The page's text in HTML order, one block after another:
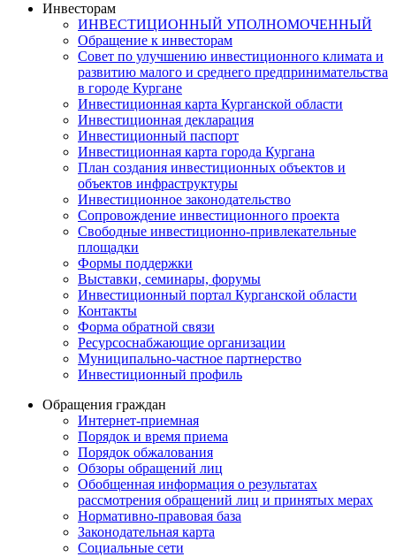
Инвесторам
ИНВЕСТИЦИОННЫЙ УПОЛНОМОЧЕННЫЙ
Обращение к инвесторам
Совет по улучшению инвестиционного климата и
развитию малого и среднего предпринимательства
в городе Кургане
Инвестиционная карта Курганской области
Инвестиционная декларация
Инвестиционный паспорт
Инвестиционная карта города Кургана
План создания инвестиционных объектов и
объектов инфраструктуры
Инвестиционное законодательство
Сопровождение инвестиционного проекта
Свободные инвестиционно-привлекательные
площадки
Формы поддержки
Выставки, семинары, форумы
Инвестиционный портал Курганской области
Контакты
Форма обратной связи
Ресурсоснабжающие организации
Муниципально-частное партнерство
Инвестиционный профиль
Обращения граждан
Интернет-приемная
Порядок и время приема
Порядок обжалования
Обзоры обращений лиц
Обобщенная информация о результатах
рассмотрения обращений лиц и принятых мерах
Нормативно-правовая база
Законодательная карта
Социальные сети